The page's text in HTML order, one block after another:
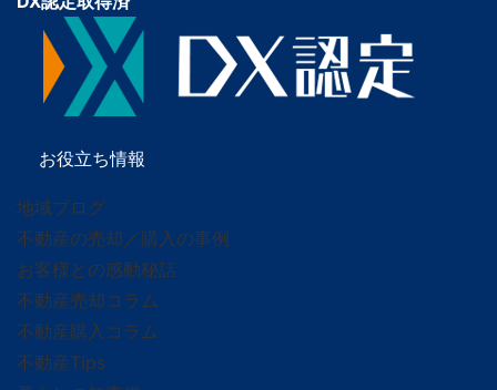
お役立ち情報
地域ブログ
不動産の売却／購入の事例
お客様との感動秘話
不動産売却コラム
不動産購入コラム
不動産Tips